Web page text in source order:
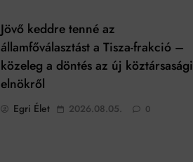
Jövő keddre tenné az
államfőválasztást a Tisza-frakció –
közeleg a döntés az új köztársasági
elnökről
Egri Élet 2026.08.05. 0